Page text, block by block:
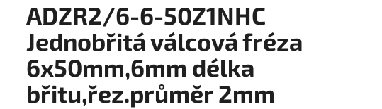
ADZR2/6-6-50Z1NHC
Jednobřitá válcová fréza
6x50mm,6mm délka
břitu,řez.průměr 2mm